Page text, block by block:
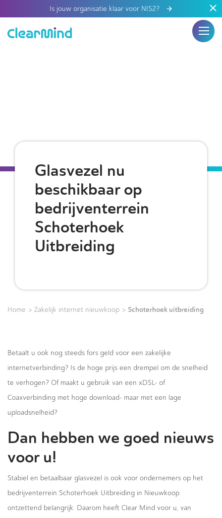
Is jouw organisatie klaar voor NIS2?
Glasvezel nu
beschikbaar op
bedrijventerrein
Schoterhoek
Uitbreiding
Home > Zakelijk internet nieuwkoop > Schoterhoek uitbreiding
Betaalt u ook nog steeds fors geld voor een zakelijke
internetverbinding? Is de hoge prijs een drempel om de snelheid
te verhogen? Of maakt u gebruik van een xDSL- of
Coaxverbinding met hoge download- maar met een lage
uploadsnelheid?
Dan hebben we goed nieuws
voor u!
Stabiel en betaalbaar glasvezel is ook voor ondernemers op het
bedrijventerrein Schoterhoek Uitbreiding in Nieuwkoop
ontzettend belangrijk. Daarom heeft Clear Mind voor u, van